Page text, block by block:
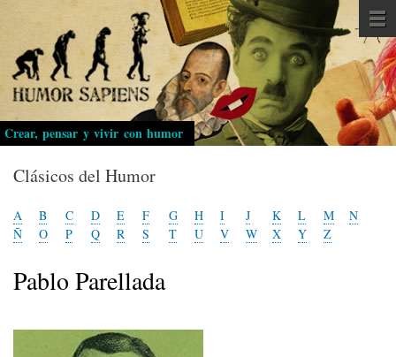
Pasar
al
contenido
principal
Crear, pensar y vivir con humor
Clásicos del Humor
A B C D E F G H I J K L M
N
Ñ
O P Q R S T U V W X Y Z
Pablo Parellada